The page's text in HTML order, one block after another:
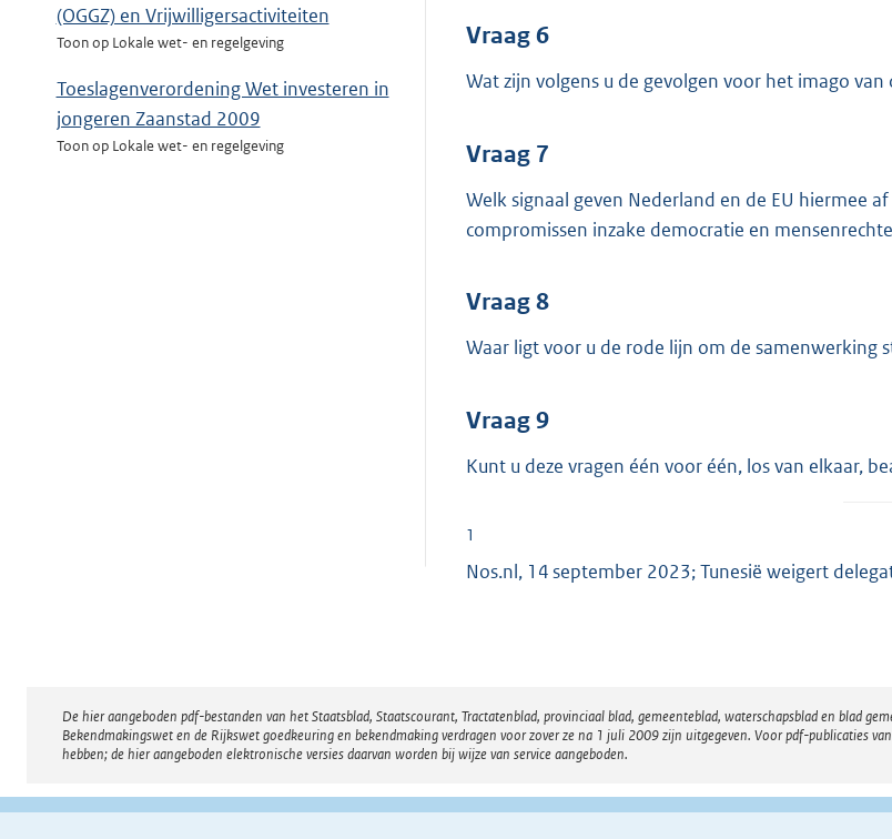
(OGGZ) en Vrijwilligersactiviteiten
Toon op Lokale wet- en regelgeving
Toeslagenverordening Wet investeren in
jongeren Zaanstad 2009
Toon op Lokale wet- en regelgeving
Vraag 6
Wat zijn volgens u de gevolgen voor het imago
Vraag 7
Welk signaal geven Nederland en de EU hiermee
compromissen inzake democratie en
Vraag 8
Waar ligt voor u de rode lijn om de samenwerking
Vraag 9
Kunt u deze vragen één voor één, los van elkaar,
1
Nos.nl, 14 september 2023; Tunesië weigert
Disclaimer
De hier aangeboden pdf-bestanden van het Staatsblad, Staatscourant, Tractatenblad, provinciaal blad, gemeenteblad, waterschapsblad en blad
Bekendmakingswet en de Rijkswet goedkeuring en bekendmaking verdragen voor zover ze na 1 juli 2009 zijn uitgegeven. Voor pdf-publicaties
hebben; de hier aangeboden elektronische versies daarvan worden bij wijze van service aangeboden.